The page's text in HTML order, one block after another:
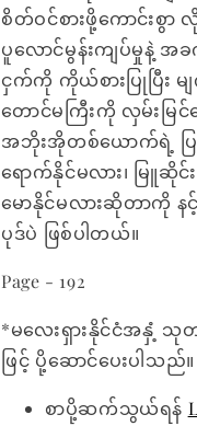
စိတ်ဝင်စားဖို့ကောင်းစွာ
ပူလောင်မွန်းကျပ်မှုနဲ့ အ
ငှက်ကို ကိုယ်စားပြုပြီး မ
တောင်မကြီးကို လှမ်းမြ
အဘိုးအိုတစ်ယောက်ရဲ့ ပြင်
ရောက်နိုင်မလား၊ မြူဆိုင်
မောနိုင်မလားဆိုတာကို
ပုဒ်ပဲ ဖြစ်ပါတယ်။
Page - 192
*မလေးရှားနိုင်ငံအနှံ့ သုတ
ဖြင့် ပို့ဆောင်ပေးပါသည်။
စာပို့ဆက်သွယ်ရန်